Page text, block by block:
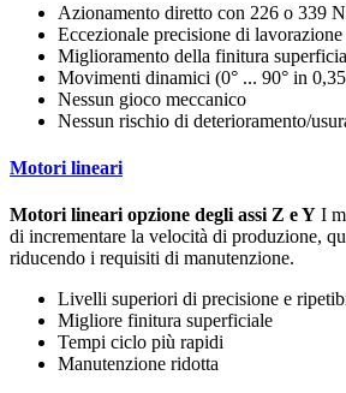
Azionamento diretto con 226 o 339
Eccezionale precisione di lavorazione
Miglioramento della finitura
Movimenti dinamici (0° ... 90° in
Nessun gioco meccanico
Nessun rischio di deterioramento/
Motori lineari
Motori lineari opzione degli assi Z e Y I
di incrementare la velocità di produzione,
riducendo i requisiti di manutenzione.
Livelli superiori di precisione e
Migliore finitura superficiale
Tempi ciclo più rapidi
Manutenzione ridotta